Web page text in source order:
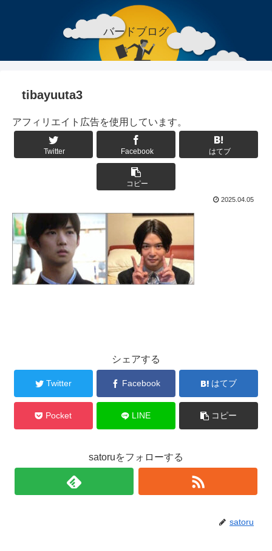
バードブログ
tibayuuta3
アフィリエイト広告を使用しています。
Twitter Facebook はてブ
コピー
2025.04.05
シェアする
Twitter Facebook はてブ
Pocket LINE コピー
satoruをフォローする
satoru